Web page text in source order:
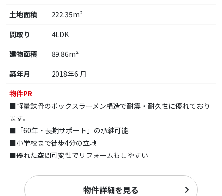
土地面積
222.35m²
間取り
4LDK
建物面積
89.86m²
築年月
2018年6 月
物件PR
■軽量鉄骨のボックスラーメン構造で耐震・耐久性に優れており
ます。
■「60年・長期サポート」の承継可能
■小学校まで徒歩4分の立地
■優れた空間可変性でリフォームもしやすい
物件詳細を見る